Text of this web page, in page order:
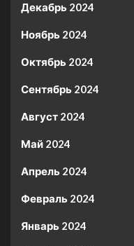
Декабрь 2024
Ноябрь 2024
Октябрь 2024
Сентябрь 2024
Август 2024
Май 2024
Апрель 2024
Февраль 2024
Январь 2024